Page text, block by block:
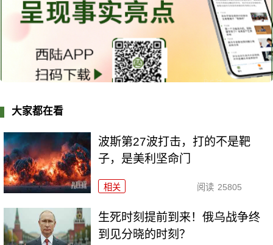
大家都在看
波斯第27波打击，打的不是靶
子，是美利坚命门
相关 阅读 25805
生死时刻提前到来！俄乌战争终
到见分晓的时刻？